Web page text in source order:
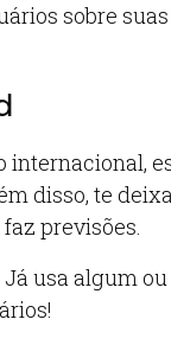
sobre
internacional,
disso, te
previsões.
usa algum